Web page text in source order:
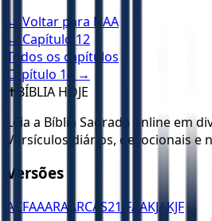
← Voltar para NAA
← Capítulo 12
Todos os capítulos
Capítulo 14
→
✝️ BÍBLIA HOJE
Leia a Bíblia Sagrada online em
Versículos diários, devocionais e
Versões
ACFAAARA ARCAS21 JFAAKJAKJF